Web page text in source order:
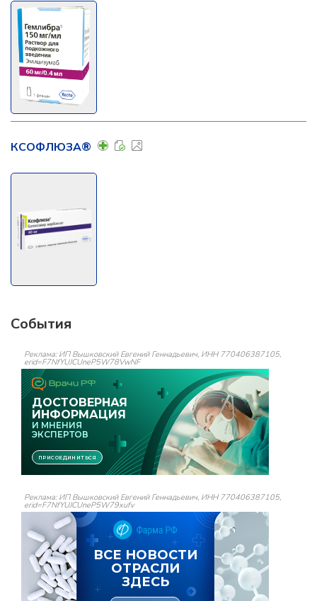
КСОФЛЮЗА®
События
Реклама: ИП Вышковский Евгений Геннадьевич, ИНН 770406387105,
erid=F7NfYUJCUneP5W78VwNF
Реклама: ИП Вышковский Евгений Геннадьевич, ИНН 770406387105,
erid=F7NfYUJCUneP5W79xufv